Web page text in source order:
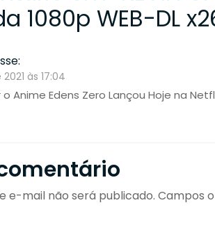
1080p WEB-DL
às 17:04
Anime Edens Zero Lançou Hoje na
e-mail não será publicado. Campos